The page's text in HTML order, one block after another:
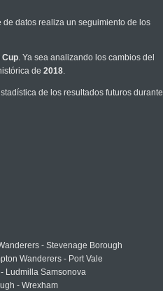
de datos realiza un seguimiento de los
Cup. Ya sea analizando los cambios del
de 2018.
de los resultados futuros durante
- Stevenage Borough
Wanderers - Port Vale
Ludmilla Samsonova
- Wrexham